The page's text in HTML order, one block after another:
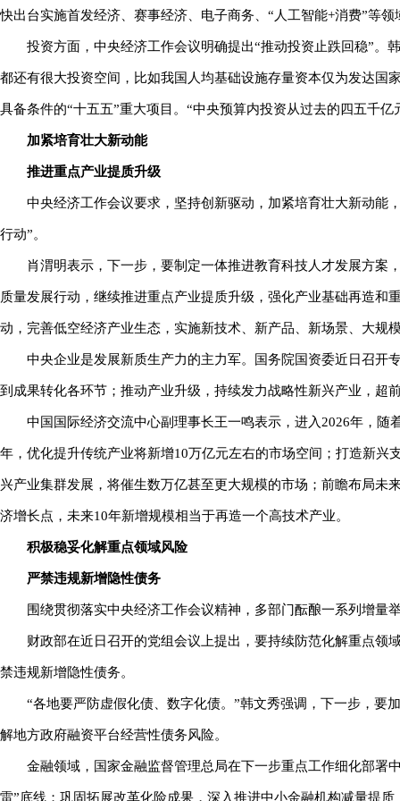
快出台实施首发经济、赛事经济、电子商务、“人工智能+消费”等
投资方面，中央经济工作会议明确提出“推动投资止跌回稳”。
都还有很大投资空间，比如我国人均基础设施存量资本仅为发达国
具备条件的“十五五”重大项目。“中央预算内投资从过去的四五千
加紧培育壮大新动能
推进重点产业提质升级
中央经济工作会议要求，坚持创新驱动，加紧培育壮大新动能
行动”。
肖渭明表示，下一步，要制定一体推进教育科技人才发展方案
质量发展行动，继续推进重点产业提质升级，强化产业基础再造和
动，完善低空经济产业生态，实施新技术、新产品、新场景、大规
中央企业是发展新质生产力的主力军。国务院国资委近日召开
到成果转化各环节；推动产业升级，持续发力战略性新兴产业，超
中国国际经济交流中心副理事长王一鸣表示，进入2026年，
年，优化提升传统产业将新增10万亿元左右的市场空间；打造新
兴产业集群发展，将催生数万亿甚至更大规模的市场；前瞻布局
济增长点，未来10年新增规模相当于再造一个高技术产业。
积极稳妥化解重点领域风险
严禁违规新增隐性债务
围绕贯彻落实中央经济工作会议精神，多部门酝酿一系列增量
财政部在近日召开的党组会议上提出，要持续防范化解重点领
禁违规新增隐性债务。
“各地要严防虚假化债、数字化债。”韩文秀强调，下一步，要
解地方政府融资平台经营性债务风险。
金融领域，国家金融监督管理总局在下一步重点工作细化部署
雷”底线；巩固拓展改革化险成果，深入推进中小金融机构减量提